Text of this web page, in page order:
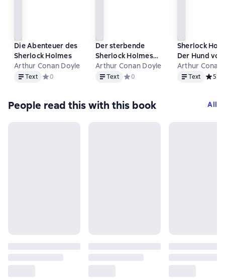
Die Abenteuer des
Sherlock Holmes
Arthur Conan Doyle
TextText Средний рейтинг 0 на основе 0 оценок
0
Der sterbende
Sherlock Holmes
und andere
Detektivgeschichten
Arthur Conan Doyle
TextText Средний рейтинг 0 на основе 0
0
Sherlock
Der Hund von
Baskerville
Arthur Conan
TextText 51
People read this with this book All